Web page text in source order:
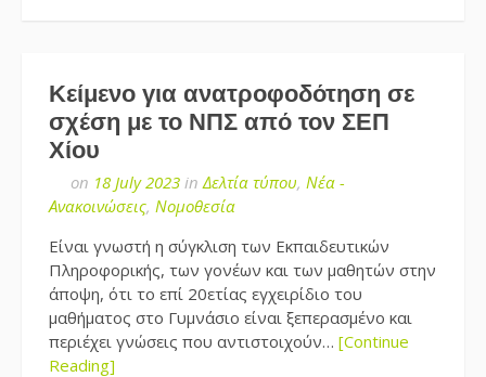
Κείμενο για ανατροφοδότηση σε
σχέση με το ΝΠΣ από τον ΣΕΠ
Χίου
on 18 July 2023 in Δελτία τύπου, Νέα -
Ανακοινώσεις, Νομοθεσία
Είναι γνωστή η σύγκλιση των Εκπαιδευτικών
Πληροφορικής, των γονέων και των μαθητών στην
άποψη, ότι το επί 20ετίας εγχειρίδιο του
μαθήματος στο Γυμνάσιο είναι ξεπερασμένο και
περιέχει γνώσεις που αντιστοιχούν… [Continue
Reading]